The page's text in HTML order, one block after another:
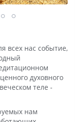
всех нас событие,
духовного
теле -
нам